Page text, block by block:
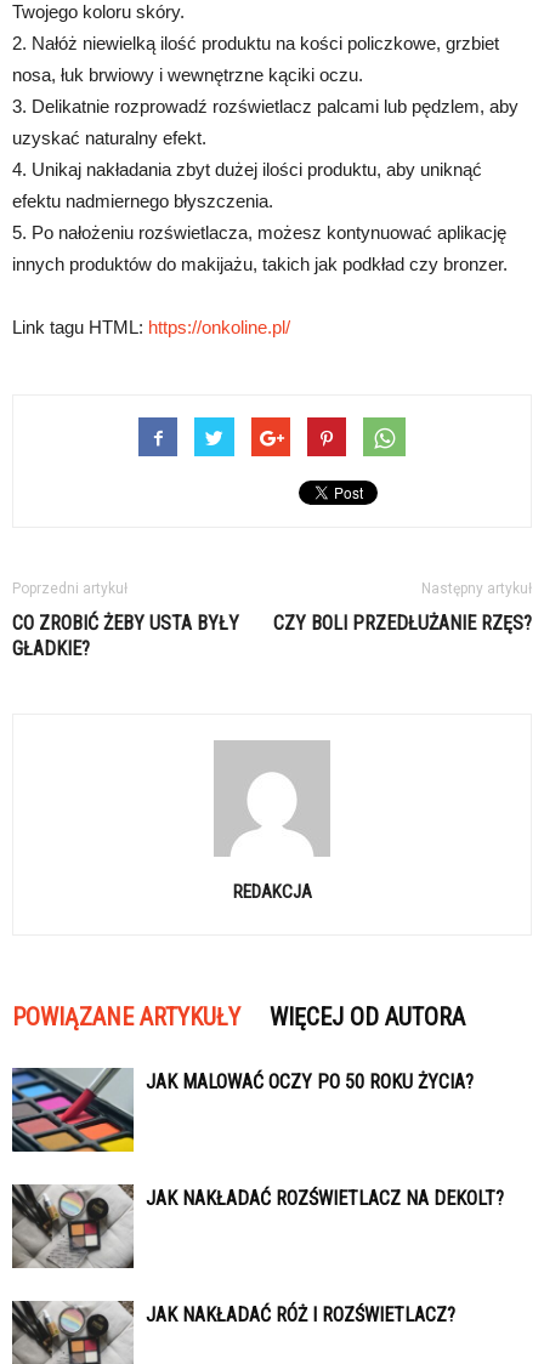
Twojego koloru skóry.
2. Nałóż niewielką ilość produktu na kości policzkowe, grzbiet
nosa, łuk brwiowy i wewnętrzne kąciki oczu.
3. Delikatnie rozprowadź rozświetlacz palcami lub pędzlem, aby
uzyskać naturalny efekt.
4. Unikaj nakładania zbyt dużej ilości produktu, aby uniknąć
efektu nadmiernego błyszczenia.
5. Po nałożeniu rozświetlacza, możesz kontynuować aplikację
innych produktów do makijażu, takich jak podkład czy bronzer.
Link tagu HTML: https://onkoline.pl/
Poprzedni artykuł
CO ZROBIĆ ŻEBY USTA BYŁY
GŁADKIE?
Następny artykuł
CZY BOLI PRZEDŁUŻANIE RZĘS?
REDAKCJA
POWIĄZANE ARTYKUŁY WIĘCEJ OD AUTORA
JAK MALOWAĆ OCZY PO 50 ROKU ŻYCIA?
JAK NAKŁADAĆ ROZŚWIETLACZ NA DEKOLT?
JAK NAKŁADAĆ RÓŻ I ROZŚWIETLACZ?